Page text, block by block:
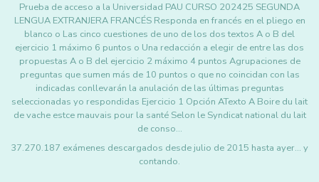
Prueba de acceso a la Universidad PAU CURSO 202425 SEGUNDA
LENGUA EXTRANJERA FRANCÉS Responda en francés en el pliego en
blanco o Las cinco cuestiones de uno de los dos textos A o B del
ejercicio 1 máximo 6 puntos o Una redacción a elegir de entre las dos
propuestas A o B del ejercicio 2 máximo 4 puntos Agrupaciones de
preguntas que sumen más de 10 puntos o que no coincidan con las
indicadas conllevarán la anulación de las últimas preguntas
seleccionadas yo respondidas Ejercicio 1 Opción ATexto A Boire du lait
de vache estce mauvais pour la santé Selon le Syndicat national du lait
de conso…
37.270.187 exámenes descargados desde julio de 2015 hasta ayer... y
contando.